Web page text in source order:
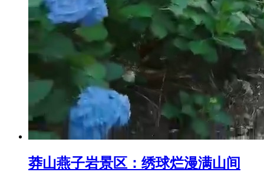
莽山燕子岩景区：绣球烂漫满山间